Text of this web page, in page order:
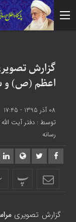
گزارش
اعظم (ص) و
08 آذر 1395 - 17:45
توسط : دفتر آیت
رسانه
پ
گزارش تصویری